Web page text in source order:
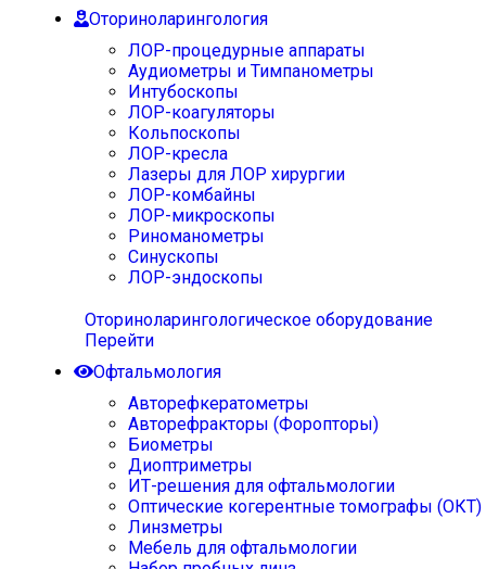
Оториноларингология
ЛОР-процедурные аппараты
Аудиометры и Тимпанометры
Интубоскопы
ЛОР-коагуляторы
Кольпоскопы
ЛОР-кресла
Лазеры для ЛОР хирургии
ЛОР-комбайны
ЛОР-микроскопы
Риноманометры
Синускопы
ЛОР-эндоскопы
Оториноларингологическое оборудование
Перейти
Офтальмология
Авторефкератометры
Авторефракторы (Форопторы)
Биометры
Диоптриметры
ИТ-решения для офтальмологии
Оптические когерентные томографы (ОКТ)
Линзметры
Мебель для офтальмологии